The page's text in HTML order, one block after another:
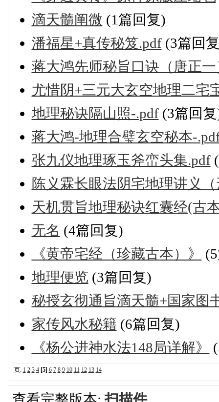
滴天髓阐微 (1篇回复)
潘福星+真传秘笈.pdf(3篇回
蒋大鸿先师秘旨口诀（唐正一
尤惜阴+三元大玄空地理二宅
地理秘诀隔山照-.pdf(3篇回
蒋大鸿-地理合璧玄空秘本-
张九仪地理琢玉斧峦头集.pdf
陈义霖长眼法阴宅地理讲义
天机贯旨地理秘诀红囊经(古
无名 (4篇回复)
《黄帝宅经（珍藏古本）》
地理便览 (3篇回复)
秘授玄彻通旨滴天髓+国家图
家传风水秘籍 (6篇回复)
《杨公进神水法148局详解》
页: 1 2 3 4 [5] 6 7 8 9 10 11 12 13 14